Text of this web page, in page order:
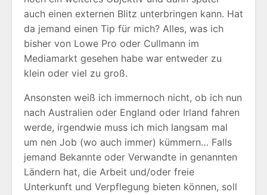
auch einen externen Blitz unterbringen kann. Hat
da jemand einen Tip für mich? Alles, was ich
bisher von Lowe Pro oder Cullmann im
Mediamarkt gesehen habe war entweder zu
klein oder viel zu groß.
Ansonsten weiß ich immernoch nicht, ob ich nun
nach Australien oder England oder Irland fahren
werde, irgendwie muss ich mich langsam mal
um nen Job (wo auch immer) kümmern… Falls
jemand Bekannte oder Verwandte in genannten
Ländern hat, die Arbeit und/oder freie
Unterkunft und Verpflegung bieten können, soll